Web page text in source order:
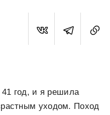
год, и я решила
уходом. Поход